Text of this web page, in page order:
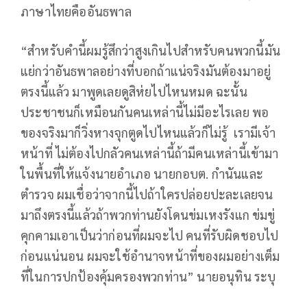
ภาษาไทยคืออันธพาล
“สำหรับคำนี้ผมรู้สึกว่าสูงเกินไปสำหรับคนพวกนี้มัน
แย่กว่าอันธพาลอย่างที่บอกถ้าแน่จริงมันต้องมาอยู่
ตรงนี้แล้ว มาพูดเลยดูสิห่ยไปไหนหมด ฉะนั้น
ประชาชนก็เหมือนกันคนเหล่านี้ไม่มีอะไรเลย พอ
ของจริงมาก็วิ่งหางจุกตูดไปไหนแล้วก็ไม่รู้ เรามีเจ้า
หน้าที่ ไม่ต้องไปกลัวคนเหล่านี้ถ้ามีคนเหล่านี้เข้ามา
ในพื้นที่ให้แจ้งนายอำเภอ นายกอบต. กำนันและ
ตำรวจ ผมเชื่อว่าจากนี้ไปถ้าใครปล่อยปะละเลยจน
มาถึงตรงนี้แล้วถ้าพวกท่านยังโดนข่มเหงรังแก ข่มขู่
คุกคามเอาเป็นว่าก่อนที่ผมจะไป คนที่รับผิดชอบไป
ก่อนแน่นอน ผมจะใช้อำนาจหน้าที่ของผมอย่างเต็ม
ที่ในการปกป้องคุ้มครองพวกท่าน” นายอนุทิน ระบุ